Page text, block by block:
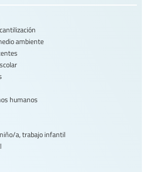
ambiente
humanos
a, trabajo infantil